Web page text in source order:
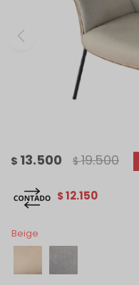
$ 13.500 $ 19.500
$12.150
Beige